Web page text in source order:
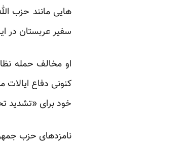
هایی مانند حزب
سفیر عربستان در
او مخالف حمله
کنونی دفاع ایالات
خود برای «تشدید
نامزدهای حزب